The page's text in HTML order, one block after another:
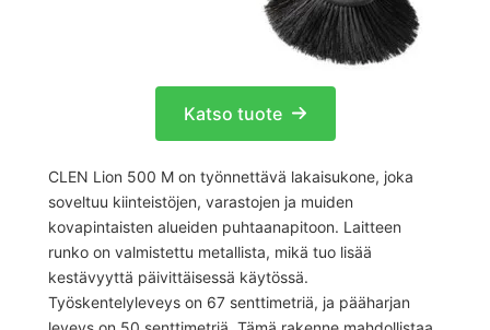
Katso tuote
CLEN Lion 500 M on työnnettävä lakaisukone, joka
soveltuu kiinteistöjen, varastojen ja muiden
kovapintaisten alueiden puhtaanapitoon. Laitteen
runko on valmistettu metallista, mikä tuo lisää
kestävyyttä päivittäisessä käytössä.
Työskentelyleveys on 67 senttimetriä, ja pääharjan